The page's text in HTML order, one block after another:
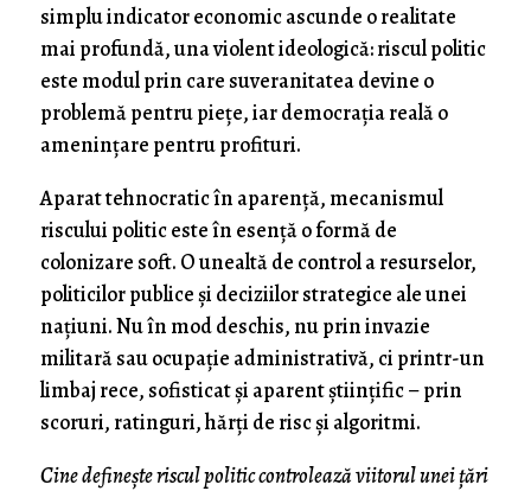
simplu indicator economic ascunde o realitate
mai profundă, una violent ideologică: riscul politic
este modul prin care suveranitatea devine o
problemă pentru piețe, iar democrația reală o
amenințare pentru profituri.
Aparat tehnocratic în aparență, mecanismul
riscului politic este în esență o formă de
colonizare soft. O unealtă de control a resurselor,
politicilor publice și deciziilor strategice ale unei
națiuni. Nu în mod deschis, nu prin invazie
militară sau ocupație administrativă, ci printr-un
limbaj rece, sofisticat și aparent științific – prin
scoruri, ratinguri, hărți de risc și algoritmi.
Cine definește riscul politic controlează viitorul unei țări